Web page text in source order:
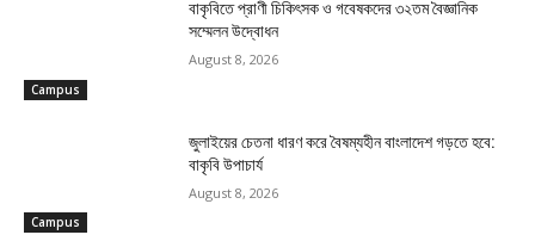
Campus
বাকৃবিতে প্রাণী চিকিৎসক ও গবেষকদের ৩২তম বৈজ্ঞানিক
সম্মেলন উদ্বোধন
August 8, 2026
Campus
জুলাইয়ের চেতনা ধারণ করে বৈষম্যহীন বাংলাদেশ গড়তে হবে:
বাকৃবি উপাচার্য
August 8, 2026